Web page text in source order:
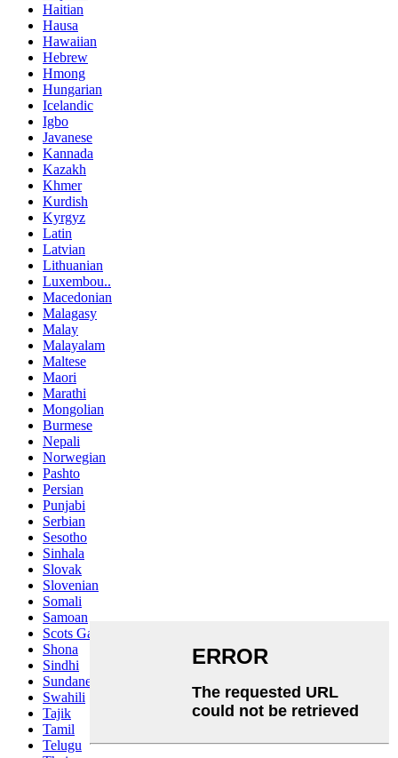
Haitian
Hausa
Hawaiian
Hebrew
Hmong
Hungarian
Icelandic
Igbo
Javanese
Kannada
Kazakh
Khmer
Kurdish
Kyrgyz
Latin
Latvian
Lithuanian
Luxembou..
Macedonian
Malagasy
Malay
Malayalam
Maltese
Maori
Marathi
Mongolian
Burmese
Nepali
Norwegian
Pashto
Persian
Punjabi
Serbian
Sesotho
Sinhala
Slovak
Slovenian
Somali
Samoan
Scots Gaelic
Shona
Sindhi
Sundanese
Swahili
Tajik
Tamil
Telugu